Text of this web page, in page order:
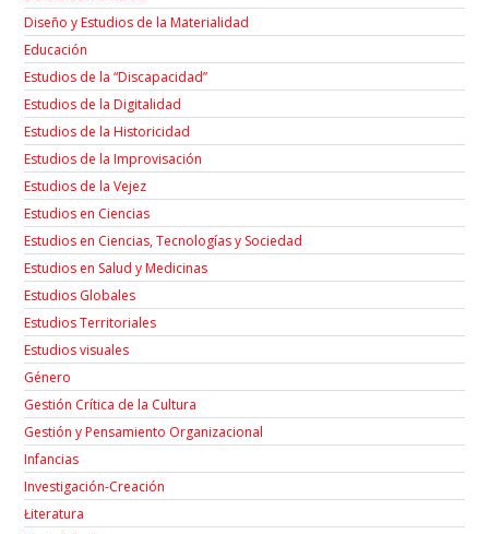
Diseño y Estudios de la Materialidad
Educación
Estudios de la “Discapacidad”
Estudios de la Digitalidad
Estudios de la Historicidad
Estudios de la Improvisación
Estudios de la Vejez
Estudios en Ciencias
Estudios en Ciencias, Tecnologías y Sociedad
Estudios en Salud y Medicinas
Estudios Globales
Estudios Territoriales
Estudios visuales
Género
Gestión Crítica de la Cultura
Gestión y Pensamiento Organizacional
Infancias
Investigación-Creación
Łiteratura